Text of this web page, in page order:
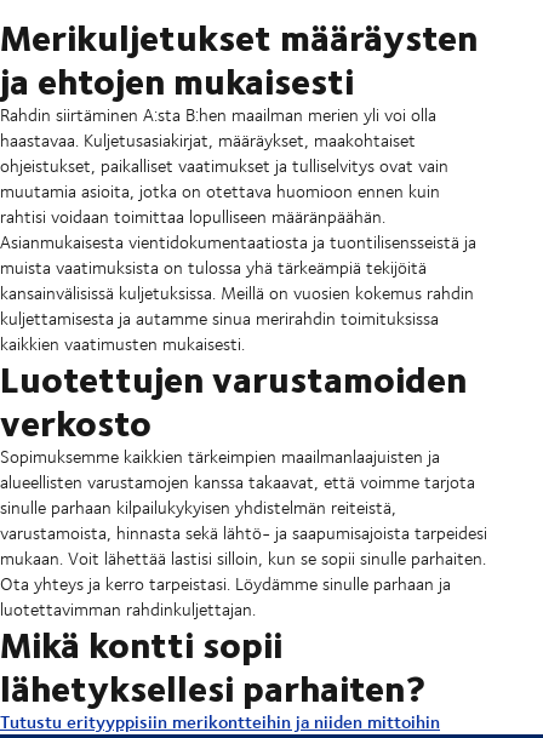
Merikuljetukset määräysten
ja ehtojen mukaisesti
Rahdin siirtäminen A:sta B:hen maailman merien yli voi olla
haastavaa. Kuljetusasiakirjat, määräykset, maakohtaiset
ohjeistukset, paikalliset vaatimukset ja tulliselvitys ovat vain
muutamia asioita, jotka on otettava huomioon ennen kuin
rahtisi voidaan toimittaa lopulliseen määränpäähän.
Asianmukaisesta vientidokumentaatiosta ja tuontilisensseistä ja
muista vaatimuksista on tulossa yhä tärkeämpiä tekijöitä
kansainvälisissä kuljetuksissa. Meillä on vuosien kokemus rahdin
kuljettamisesta ja autamme sinua merirahdin toimituksissa
kaikkien vaatimusten mukaisesti.
Luotettujen varustamoiden
verkosto
Sopimuksemme kaikkien tärkeimpien maailmanlaajuisten ja
alueellisten varustamojen kanssa takaavat, että voimme tarjota
sinulle parhaan kilpailukykyisen yhdistelmän reiteistä,
varustamoista, hinnasta sekä lähtö- ja saapumisajoista tarpeidesi
mukaan. Voit lähettää lastisi silloin, kun se sopii sinulle parhaiten.
Ota yhteys ja kerro tarpeistasi. Löydämme sinulle parhaan ja
luotettavimman rahdinkuljettajan.
Mikä kontti sopii
lähetyksellesi parhaiten?
Tutustu erityyppisiin merikontteihin ja niiden mittoihin